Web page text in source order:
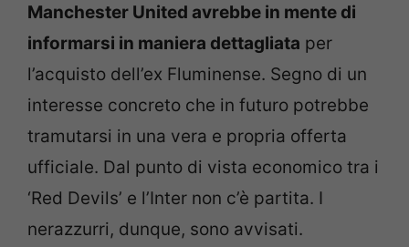
Manchester United avrebbe in mente di
informarsi in maniera dettagliata per
l’acquisto dell’ex Fluminense. Segno di un
interesse concreto che in futuro potrebbe
tramutarsi in una vera e propria offerta
ufficiale. Dal punto di vista economico tra i
‘Red Devils’ e l’Inter non c’è partita. I
nerazzurri, dunque, sono avvisati.